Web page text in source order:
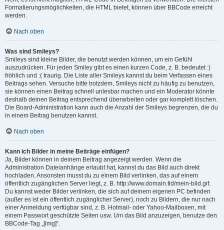
Formatierungsmöglichkeiten, die HTML bietet, können über BBCode erreicht
werden.
Nach oben
Was sind Smileys?
Smileys sind kleine Bilder, die benutzt werden können, um ein Gefühl
auszudrücken. Für jeden Smiley gibt es einen kurzen Code, z. B. bedeutet :)
fröhlich und :( traurig. Die Liste aller Smileys kannst du beim Verfassen eines
Beitrags sehen. Versuche bitte trotzdem, Smileys nicht zu häufig zu benutzen,
sie können einen Beitrag schnell unlesbar machen und ein Moderator könnte
deshalb deinen Beitrag entsprechend überarbeiten oder gar komplett löschen.
Die Board-Administration kann auch die Anzahl der Smileys begrenzen, die du
in einem Beitrag benutzen kannst.
Nach oben
Kann ich Bilder in meine Beiträge einfügen?
Ja, Bilder können in deinem Beitrag angezeigt werden. Wenn die
Administration Dateianhänge erlaubt hat, kannst du das Bild auch direkt
hochladen. Ansonsten musst du zu einem Bild verlinken, das auf einem
öffentlich zugänglichen Server liegt, z. B. http://www.domain.tld/mein-bild.gif.
Du kannst weder Bilder verlinken, die sich auf deinem eigenen PC befinden
(außer es ist ein öffentlich zugänglicher Server), noch zu Bildern, die nur nach
einer Anmeldung verfügbar sind, z. B. Hotmail- oder Yahoo-Mailboxen, mit
einem Passwort geschützte Seiten usw. Um das Bild anzuzeigen, benutze den
BBCode-Tag „[img]“.